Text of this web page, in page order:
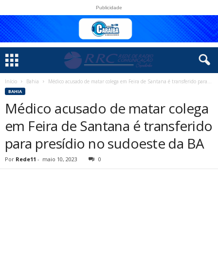
Publicidade
Início Bahia Médico acusado de matar colega em Feira de Santana é transferido para...
BAHIA
Médico acusado de matar colega
em Feira de Santana é transferido
para presídio no sudoeste da BA
Por Rede11 - maio 10, 2023 0